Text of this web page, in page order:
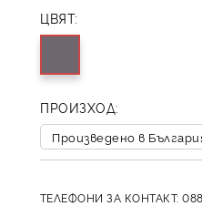
ЦВЯТ:
ПРОИЗХОД:
ТЕЛЕФОНИ ЗА КОНТАКТ: